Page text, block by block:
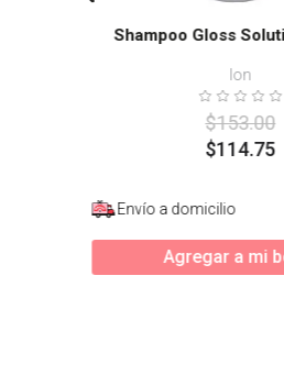
Shampoo Gloss
Ion
$153.00
$114.75
Envío a domicilio
Agregar a mi